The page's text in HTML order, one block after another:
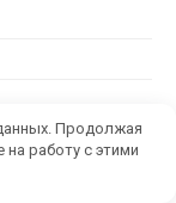
Продолжая
на работу с этими